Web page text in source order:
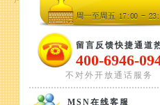
留言反馈快捷通道
400-6946-
不对外开放通话服务
MSN在线客服